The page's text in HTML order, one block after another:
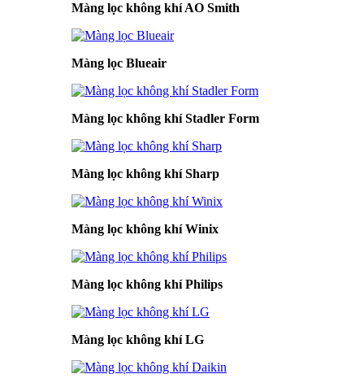
Màng lọc không khí AO Smith
Màng lọc Blueair
Màng lọc không khí Stadler Form
Màng lọc không khí Sharp
Màng lọc không khí Winix
Màng lọc không khí Philips
Màng lọc không khí LG